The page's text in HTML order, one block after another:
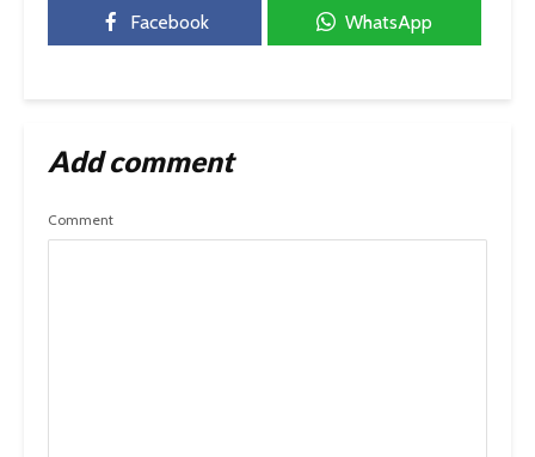
Facebook WhatsApp
Add comment
Comment